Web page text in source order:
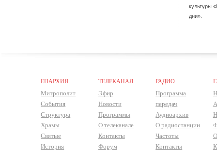
культуры
дни».
ЕПАРХИЯ
Митрополит
События
Структура
Храмы
Святые
История
ТЕЛЕКАНАЛ
Эфир
Новости
Программы
О телеканале
Контакты
Форум
РАДИО
Программа
передач
Аудиоархив
О радиостанции
Частоты
Контакты